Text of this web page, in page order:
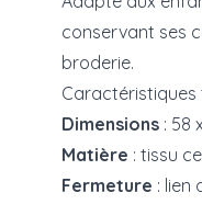
conservant ses
broderie.
Caractéristiques
Dimensions : 58
Matière : tissu
Fermeture : lien